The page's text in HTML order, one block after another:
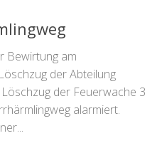
Bewirtung am
der Abteilung
der Feuerwache 3
alarmiert.